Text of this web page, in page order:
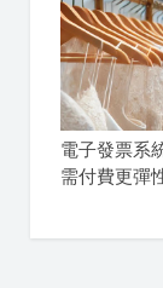
電子發票系
需付費更彈